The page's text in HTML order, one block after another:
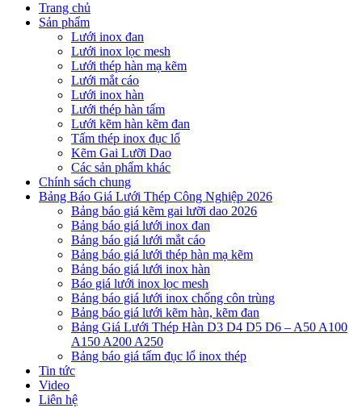
Trang chủ
Sản phẩm
Lưới inox đan
Lưới inox lọc mesh
Lưới thép hàn mạ kẽm
Lưới mắt cáo
Lưới inox hàn
Lưới thép hàn tấm
Lưới kẽm hàn kẽm đan
Tấm thép inox đục lổ
Kẽm Gai Lưỡi Dao
Các sản phẩm khác
Chính sách chung
Bảng Báo Giá Lưới Thép Công Nghiệp 2026
Bảng báo giá kẽm gai lưỡi dao 2026
Bảng báo giá lưới inox đan
Bảng báo giá lưới mắt cáo
Bảng báo giá lưới thép hàn mạ kẽm
Bảng báo giá lưới inox hàn
Báo giá lưới inox lọc mesh
Bảng báo giá lưới inox chống côn trùng
Bảng báo giá lưới kẽm hàn, kẽm đan
Bảng Giá Lưới Thép Hàn D3 D4 D5 D6 – A50 A100
A150 A200 A250
Bảng báo giá tấm đục lổ inox thép
Tin tức
Video
Liên hệ